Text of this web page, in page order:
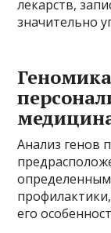
лекарств,
значительно
Анализ генов
его